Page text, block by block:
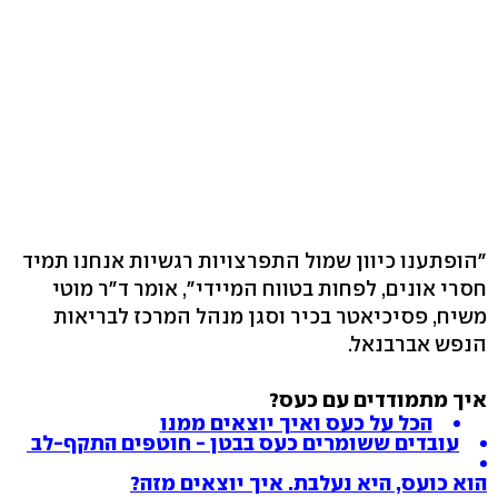
"הופתענו כיוון שמול התפרצויות רגשיות אנחנו תמיד
חסרי אונים, לפחות בטווח המיידי‭,"‬ אומר ד"ר מוטי
משיח, פסיכיאטר בכיר וסגן מנהל המרכז לבריאות
הנפש אברבנאל.
איך מתמודדים עם כעס?
הכל על כעס ואיך יוצאים ממנו
עובדים ששומרים כעס בבטן - חוטפים התקף-לב
הוא כועס, היא נעלבת. איך יוצאים מזה?